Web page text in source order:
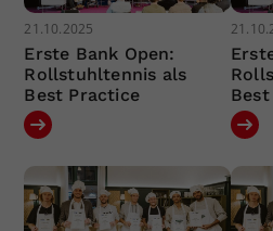
21.10.2025
Erste Bank Open:
Rollstuhltennis als
Best Practice